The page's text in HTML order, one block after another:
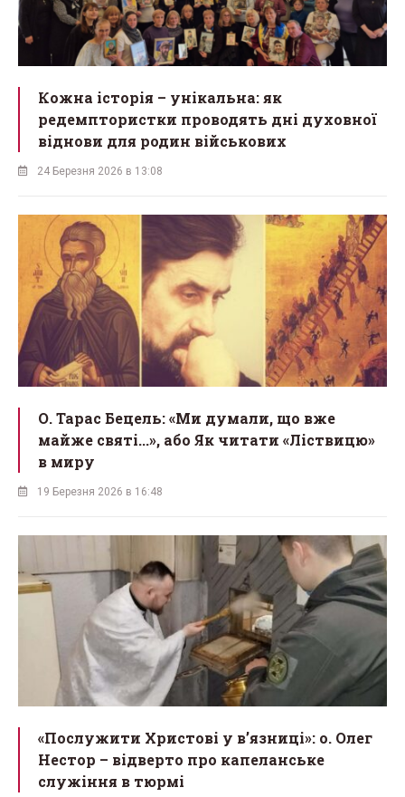
Кожна історія – унікальна: як
редемптористки проводять дні духовної
віднови для родин військових
24 Березня 2026 в 13:08
О. Тарас Бецель: «Ми думали, що вже
майже святі...», або Як читати «Ліствицю»
в миру
19 Березня 2026 в 16:48
«Послужити Христові у вʼязниці»: о. Олег
Нестор – відверто про капеланське
служіння в тюрмі